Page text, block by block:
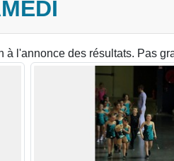
à l'annonce des résultats. Pas